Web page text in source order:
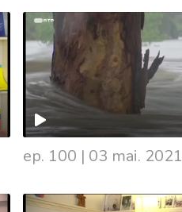
ep. 100 | 03 mai. 2021